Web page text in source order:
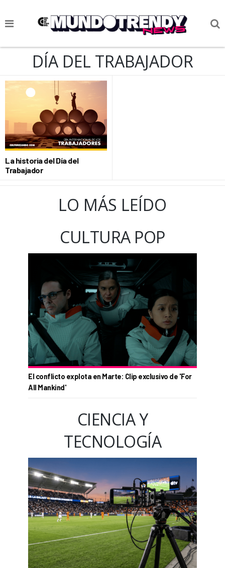
NOTICIAS
CIENCIA Y TECNOLOGÍA
SOCIEDAD
CULTURIZANDO.COM
DÍA DEL TRABAJADOR
La historia del Día del
Trabajador
LO MÁS LEÍDO
CULTURA POP
El conflicto explota en Marte: Clip exclusivo de 'For
All Mankind'
CIENCIA Y
TECNOLOGÍA